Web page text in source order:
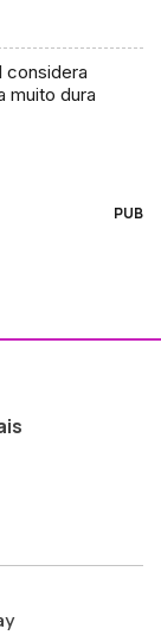
considera
muito dura
PUB
ao